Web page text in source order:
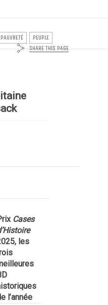
PAUVRETÉ
PEUPLE
SHARE THIS PAGE
Cases
les
l’année